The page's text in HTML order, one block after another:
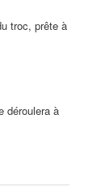
troc, prête à
déroulera à